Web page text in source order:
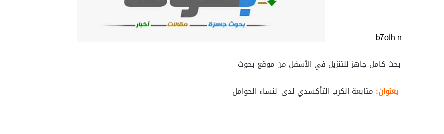
بحث كامل جاهز للتنزيل في الأسفل من موقع بحوث
بعنوان: متابعة الكرب التأكسدي لدى النساء الحوامل